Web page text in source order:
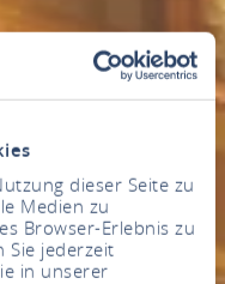
dieser Seite zu
Medien zu
Browser-Erlebnis zu
Sie jederzeit
in unserer